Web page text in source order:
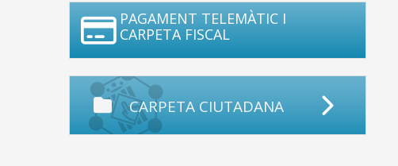
PAGAMENT TELEMÀTIC I
CARPETA FISCAL
CARPETA CIUTADANA